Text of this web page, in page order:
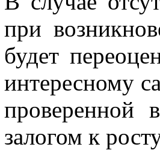
при
будет
интересному
проверенной
залогом к